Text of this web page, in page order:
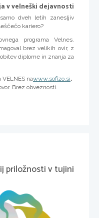
v velneški dejavnosti
dveh letih zanesljiv
kariero?
programa Velnes.
brez velikih ovir, z
diplome in znanja za
nawww.sofizo.si.
Brez obveznosti.
priložnosti v tujini